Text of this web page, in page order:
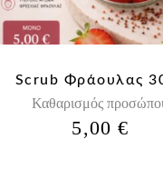
Scrub Φράουλας
Καθαρισμός
5,00 €